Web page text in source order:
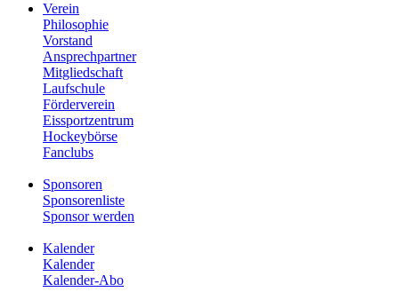
Verein
Philosophie
Vorstand
Ansprechpartner
Mitgliedschaft
Laufschule
Förderverein
Eissportzentrum
Hockeybörse
Fanclubs
Sponsoren
Sponsorenliste
Sponsor werden
Kalender
Kalender
Kalender-Abo